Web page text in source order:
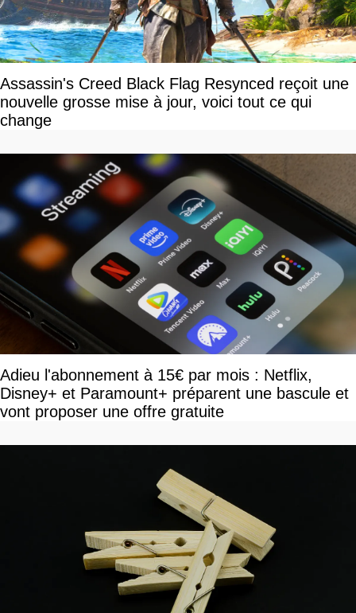
Assassin's Creed Black Flag Resynced reçoit une
nouvelle grosse mise à jour, voici tout ce qui
change
Adieu l'abonnement à 15€ par mois : Netflix,
Disney+ et Paramount+ préparent une bascule et
vont proposer une offre gratuite